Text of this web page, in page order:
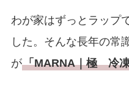
わが家はずっとラップ
した。そんな長年の常
が「MARNA｜極 冷